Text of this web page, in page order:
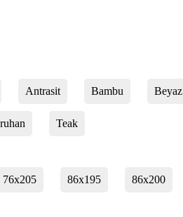
Antrasit Bambu Beyaz
Teak
76x205 86x195 86x200